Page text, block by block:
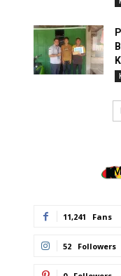
11,241 Fans
52 Followers